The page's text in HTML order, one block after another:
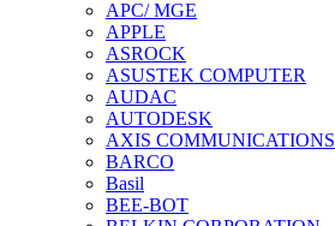
APC/ MGE
APPLE
ASROCK
ASUSTEK COMPUTER
AUDAC
AUTODESK
AXIS COMMUNICATIONS
BARCO
Basil
BEE-BOT